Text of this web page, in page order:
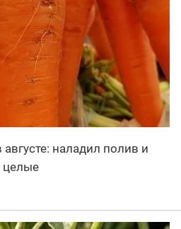
наладил полив и
целые